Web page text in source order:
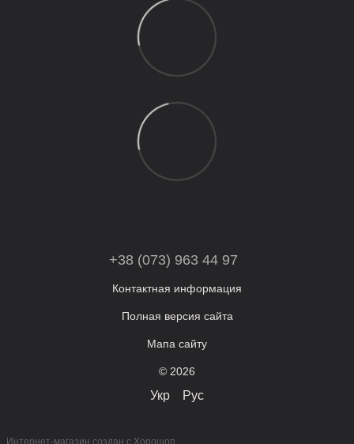
+38 (073) 963 44 97
Контактная информация
Полная версия сайта
Мапа сайту
© 2026
Укр Рус
Интернет-магазин создан с Хорошоп